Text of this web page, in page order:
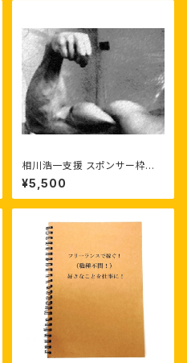
相川浩一支援 スポンサー枠の
販売（期間）一ヶ月
¥5,500